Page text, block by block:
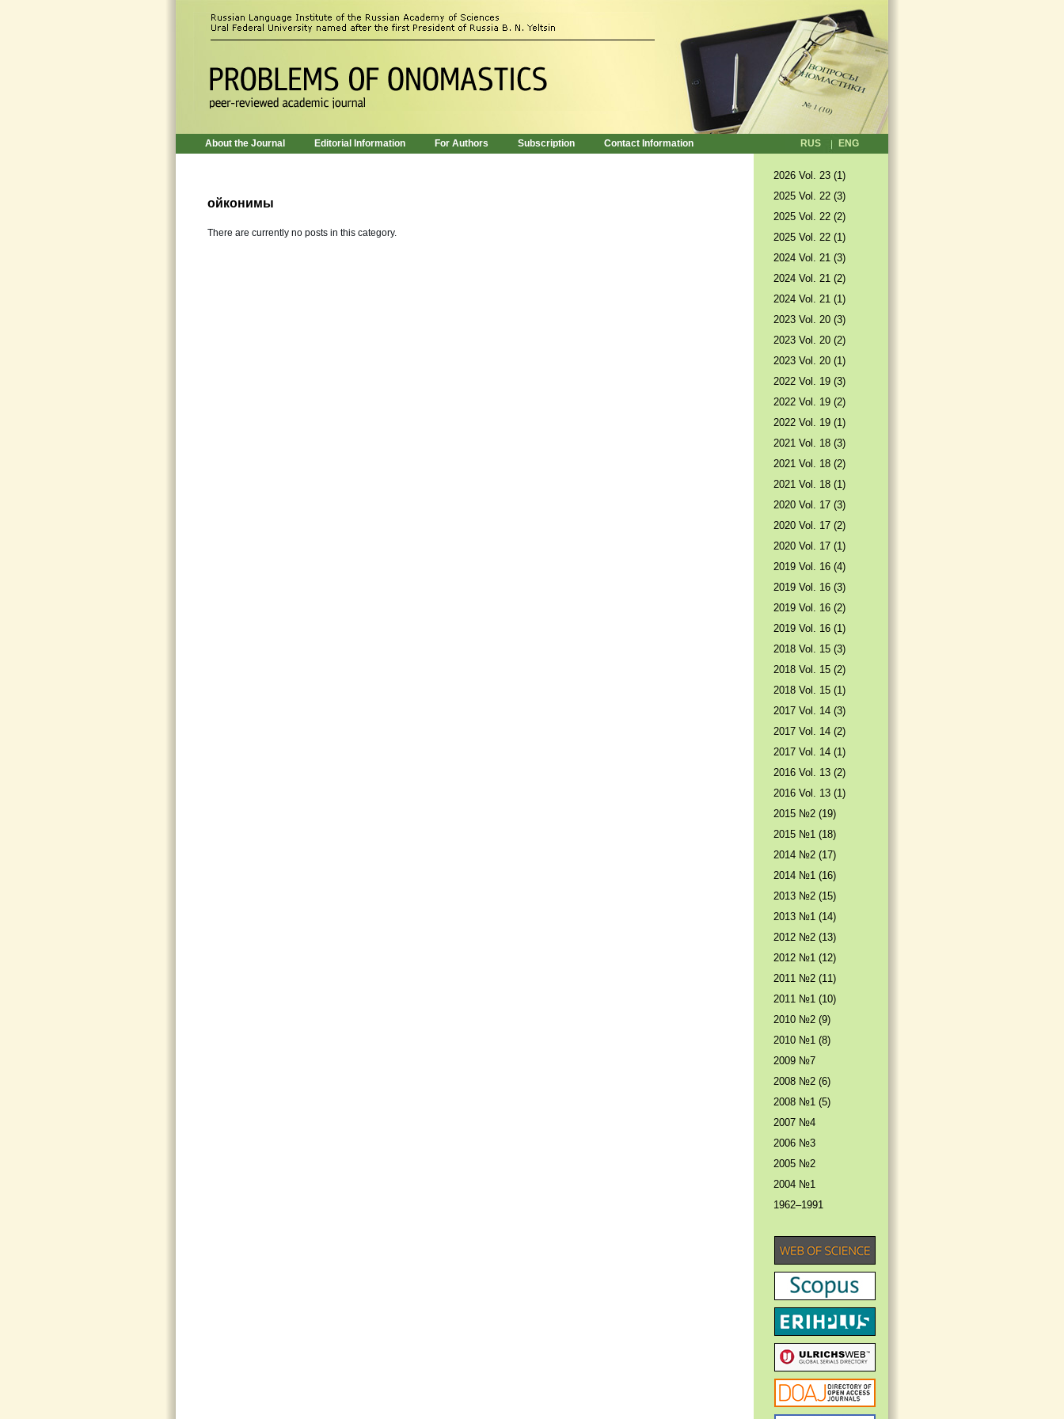
About the Journal Editorial Information For Authors Subscription Contact Information RUS ENG
ойконимы
There are currently no posts in this category.
2026 Vol. 23 (1)
2025 Vol. 22 (3)
2025 Vol. 22 (2)
2025 Vol. 22 (1)
2024 Vol. 21 (3)
2024 Vol. 21 (2)
2024 Vol. 21 (1)
2023 Vol. 20 (3)
2023 Vol. 20 (2)
2023 Vol. 20 (1)
2022 Vol. 19 (3)
2022 Vol. 19 (2)
2022 Vol. 19 (1)
2021 Vol. 18 (3)
2021 Vol. 18 (2)
2021 Vol. 18 (1)
2020 Vol. 17 (3)
2020 Vol. 17 (2)
2020 Vol. 17 (1)
2019 Vol. 16 (4)
2019 Vol. 16 (3)
2019 Vol. 16 (2)
2019 Vol. 16 (1)
2018 Vol. 15 (3)
2018 Vol. 15 (2)
2018 Vol. 15 (1)
2017 Vol. 14 (3)
2017 Vol. 14 (2)
2017 Vol. 14 (1)
2016 Vol. 13 (2)
2016 Vol. 13 (1)
2015 №2 (19)
2015 №1 (18)
2014 №2 (17)
2014 №1 (16)
2013 №2 (15)
2013 №1 (14)
2012 №2 (13)
2012 №1 (12)
2011 №2 (11)
2011 №1 (10)
2010 №2 (9)
2010 №1 (8)
2009 №7
2008 №2 (6)
2008 №1 (5)
2007 №4
2006 №3
2005 №2
2004 №1
1962–1991